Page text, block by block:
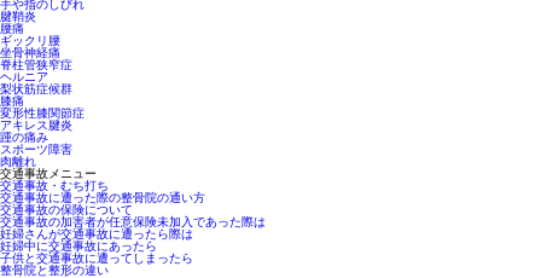
手や指のしびれ
腱鞘炎
腰痛
ギックリ腰
坐骨神経痛
脊柱管狭窄症
ヘルニア
梨状筋症候群
膝痛
変形性膝関節症
アキレス腱炎
踵の痛み
スポーツ障害
肉離れ
交通事故メニュー
交通事故・むち打ち
交通事故に遭った際の整骨院の通い方
交通事故の保険について
交通事故の加害者が任意保険未加入であった際は
妊婦さんが交通事故に遭ったら際は
妊婦中に交通事故にあったら
子供と交通事故に遭ってしまったら
整骨院と整形の違い